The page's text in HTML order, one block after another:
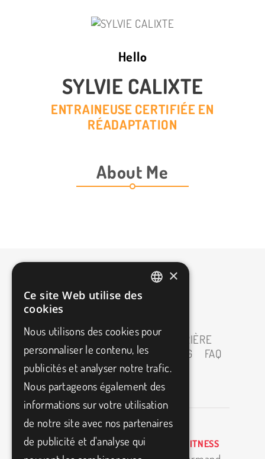
Hello
SYLVIE CALIXTE
ENTRAINEUSE CERTIFIÉE EN
RÉADAPTATION
About Me
ACCUEIL À PROPOS
CARRIÈRE
PARTENAIRES
MEDIAS BLOG
FAQ
CONTACT
BIO3FITNESS
FRENCH
×
Ce site Web utilise des
cookies
Nous utilisons des cookies pour
personnaliser le contenu, les
publicités et analyser notre trafic.
Nous partageons également des
informations sur votre utilisation
de notre site avec nos partenaires
de publicité et d'analyse qui